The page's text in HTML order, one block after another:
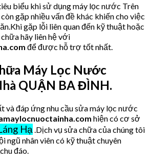
biểu khi sử dụng máy lọc nước Trên
gặp nhiều vấn đề khác khiến cho việc
gặp lỗi liên quan đến kỹ thuật hoặc
hãy liên hệ với
để được hỗ trợ tốt nhất.
Máy Lọc Nước
QUẬN BA ĐÌNH.
và đáp ứng nhu cầu sửa máy lọc nước
hiện có cơ sở
Hạ .Dịch vụ sửa chữa của chúng tôi
nhân viên có kỹ thuật chuyên
đáo.